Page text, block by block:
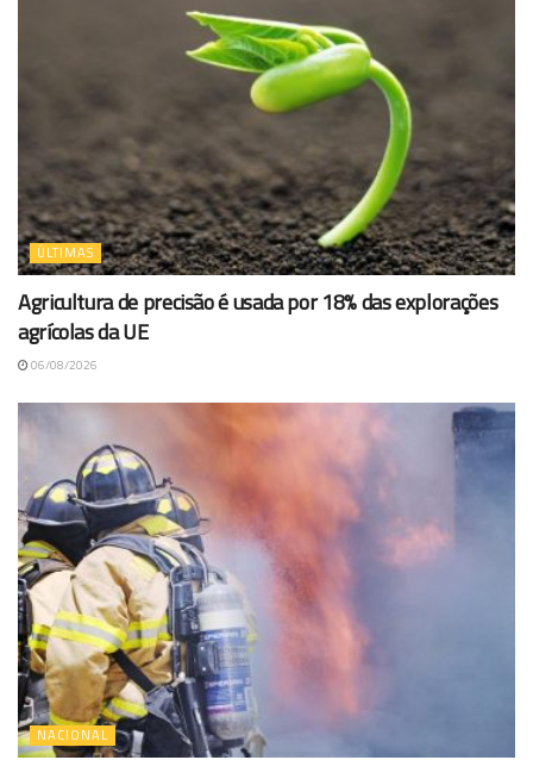
ÚLTIMAS
Agricultura de precisão é usada por 18% das explorações
agrícolas da UE
06/08/2026
NACIONAL